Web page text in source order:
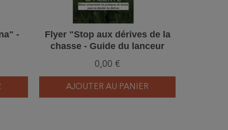
-
Flyer "Stop aux dérives de la
chasse - Guide du lanceur
d'alerte" - Dépliant
0,00 €
AJOUTER AU PANIER